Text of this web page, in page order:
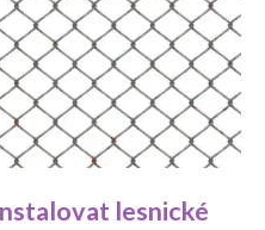
lesnické